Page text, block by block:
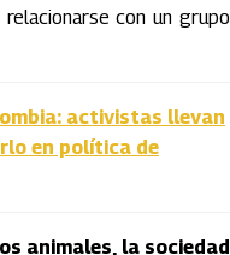
con un grupo
activistas llevan
en política de
animales, la sociedad